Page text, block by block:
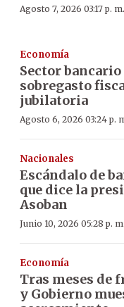
Agosto 7, 2026 03:17 p. m.
Economía
Sector
sobregasto
jubilatoria
Agosto 6, 2026 03:24 p.
Nacionales
Escándalo de
que dice la
Asoban
Junio 10, 2026 05:28 p. m.
Economía
Tras meses de
y Gobierno